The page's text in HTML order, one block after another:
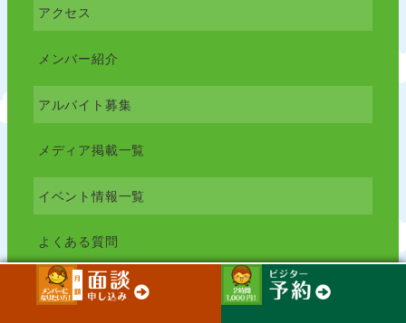
アクセス
メンバー紹介
アルバイト募集
メディア掲載一覧
イベント情報一覧
よくある質問
見学予約フォーム